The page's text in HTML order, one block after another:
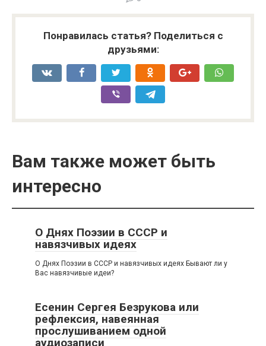
Понравилась статья? Поделиться с
друзьями:
Вам также может быть
интересно
О Днях Поэзии в СССР и
навязчивых идеях
О Днях Поэзии в СССР и навязчивых идеях Бывают ли у
Вас навязчивые идеи?
Есенин Сергея Безрукова или
рефлексия, навеянная
прослушиванием одной
аудиозаписи